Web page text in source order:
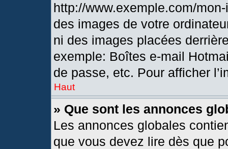
http://www.exemple.com/
des images de votre
ni des images placées
exemple: Boîtes e-mail
de passe, etc. Pour afficher
Haut
» Que sont les annonces
Les annonces globales
que vous devez lire dès que